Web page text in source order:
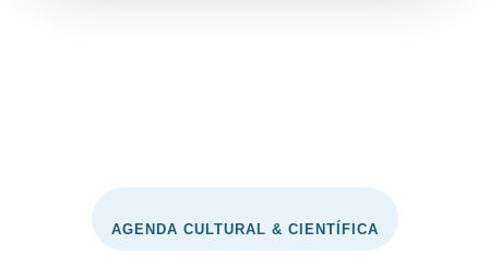
AGENDA CULTURAL & CIENTÍFICA